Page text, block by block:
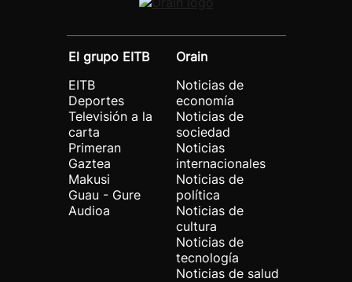
El grupo EITB
EITB
Deportes
Televisión a la
carta
Primeran
Gaztea
Makusi
Guau - Gure
Audioa
Orain
Noticias de
economía
Noticias de
sociedad
Noticias
internacionales
Noticias de
política
Noticias de
cultura
Noticias de
tecnología
Noticias de salud